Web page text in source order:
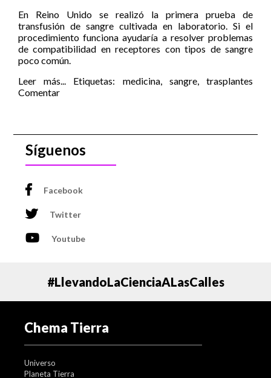
En Reino Unido se realizó la primera prueba de
transfusión de sangre cultivada en laboratorio. Si el
procedimiento funciona ayudaría a resolver problemas
de compatibilidad en receptores con tipos de sangre
poco común.
Leer más...
Etiquetas: medicina, sangre,trasplantes
Comentar
Síguenos
Facebook
Twitter
Youtube
#LlevandoLaCienciaALasCalles
Chema Tierra
Universo
Planeta Tierra